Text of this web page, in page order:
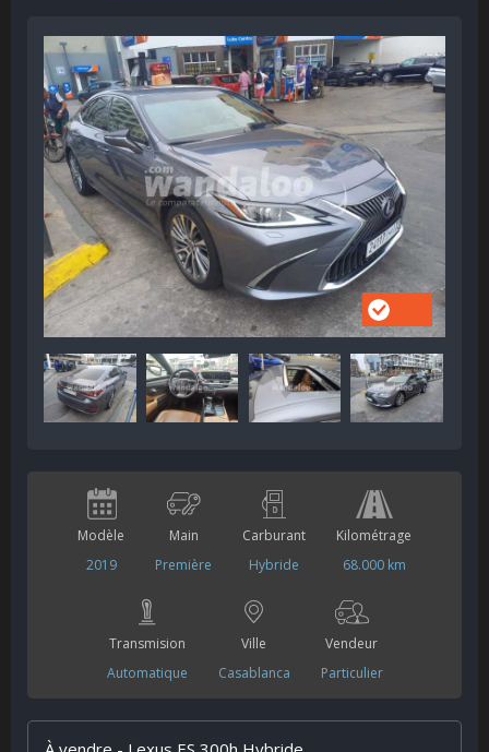
Modèle
2019
Main
Première
Carburant
Hybride
Kilométrage
68.000 km
Transmision
Automatique
Ville
Casablanca
Vendeur
Particulier